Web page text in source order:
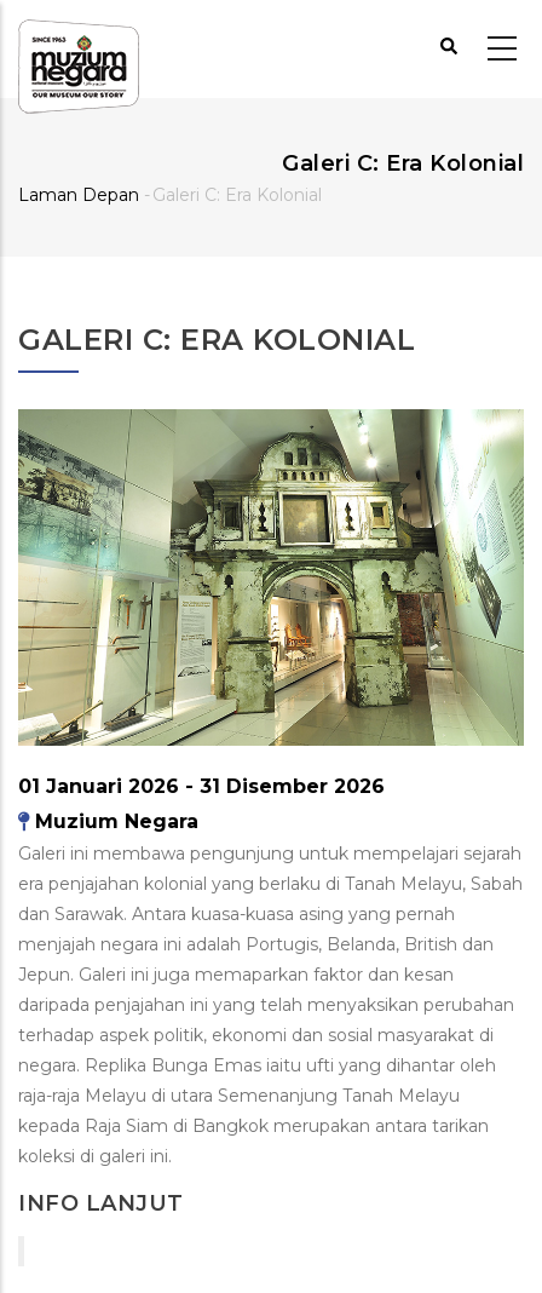
Langkau
kandungan
utama
Galeri C: Era Kolonial
Laman Depan -Galeri C: Era Kolonial
GALERI C: ERA KOLONIAL
01 Januari 2026 - 31 Disember 2026
Muzium Negara
Galeri ini membawa pengunjung untuk mempelajari sejarah
era penjajahan kolonial yang berlaku di Tanah Melayu, Sabah
dan Sarawak. Antara kuasa-kuasa asing yang pernah
menjajah negara ini adalah Portugis, Belanda, British dan
Jepun. Galeri ini juga memaparkan faktor dan kesan
daripada penjajahan ini yang telah menyaksikan perubahan
terhadap aspek politik, ekonomi dan sosial masyarakat di
negara. Replika Bunga Emas iaitu ufti yang dihantar oleh
raja-raja Melayu di utara Semenanjung Tanah Melayu
kepada Raja Siam di Bangkok merupakan antara tarikan
koleksi di galeri ini.
INFO LANJUT